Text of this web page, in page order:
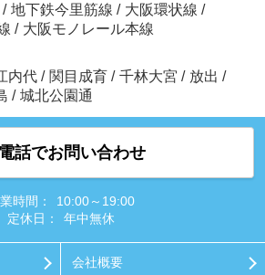
/ 地下鉄今里筋線 / 大阪環状線 /
/ 大阪モノレール本線
内代 / 関目成育 / 千林大宮 / 放出 /
/ 城北公園通
電話でお問い合わせ
時間：
10:00～19:00
定休日：
年中無休
会社概要